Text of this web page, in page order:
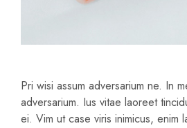
Pri wisi assum adversarium ne. In
adversarium. Ius vitae laoreet
ei. Vim ut case viris inimicus, enim